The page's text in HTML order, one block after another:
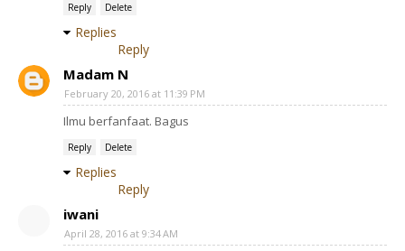
Reply Delete
Replies
Reply
Madam N
February 20, 2016 at 11:39 PM
Ilmu berfanfaat. Bagus
Reply Delete
Replies
Reply
iwani
April 28, 2016 at 9:34 AM